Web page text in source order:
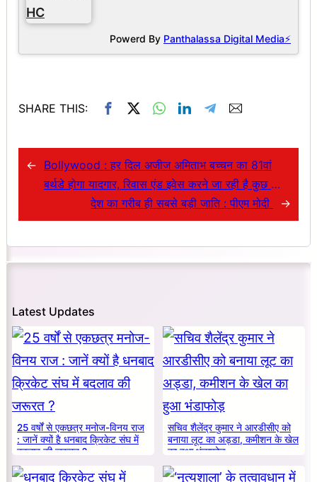
Powerd By Panthalassa Digital Media⚡
SHARE THIS:
← Bollywood : हर दिल अजीज अमिताभ बच्चन का 81वां
बर्थडे होगा यादगार, रिवास एंड इवेस करने जा रही है कुछ खास
; आइए जानते हैं…….देश का गरीब ही सबसे बड़ी जाति : पीएम मोदी →
Latest Updates
25 वर्षों से एकछत्र मनोज-विनय राज
: जानें क्यों है धनबाद क्रिकेट संघ में
बदलाव की जरूरत ?
सचिव शैलेंद्र कुमार ने आरडीसीए को
बनाया लूट का अड्डा, कमीशन के खेल
का हुआ भंडाफोड़